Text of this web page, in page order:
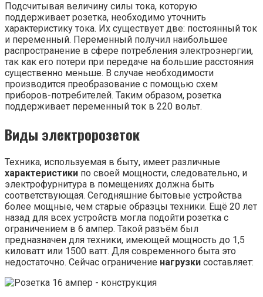
Подсчитывая величину силы тока, которую
поддерживает розетка, необходимо уточнить
характеристику тока. Их существует две: постоянный ток
и переменный. Переменный получил наибольшее
распространение в сфере потребления электроэнергии,
так как его потери при передаче на большие расстояния
существенно меньше. В случае необходимости
производится преобразование с помощью схем
приборов-потребителей. Таким образом, розетка
поддерживает переменный ток в 220 вольт.
Виды электророзеток
Техника, используемая в быту, имеет различные
характеристики по своей мощности, следовательно, и
электрофурнитура в помещениях должна быть
соответствующая. Сегодняшние бытовые устройства
более мощные, чем старые образцы техники. Ещё 20 лет
назад для всех устройств могла подойти розетка с
ограничением в 6 ампер. Такой разъём был
предназначен для техники, имеющей мощность до 1,5
киловатт или 1500 ватт. Для современного быта это
недостаточно. Сейчас ограничение нагрузки составляет: